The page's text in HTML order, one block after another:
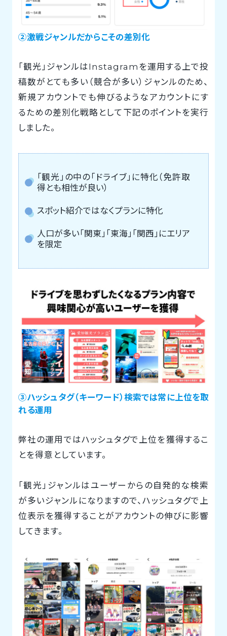
②激戦ジャンルだからこその差別化
「観光」ジャンルはInstagramを運用する上で投
稿数がとても多い（競合が多い）ジャンルのため、
新規アカウントでも伸びるようなアカウントにす
るための差別化戦略として下記のポイントを実行
しました。
「観光」の中の「ドライブ」に特化（免許取
得とも相性が良い）
スポット紹介ではなくプランに特化
人口が多い「関東」「東海」「関西」にエリア
を限定
③ハッシュタグ（キーワード）検索では常に上位を取
れる運用
弊社の運用ではハッシュタグで上位を獲得するこ
とを得意としています。
「観光」ジャンルはユーザーからの自発的な検索
が多いジャンルになりますので、ハッシュタグで上
位表示を獲得することがアカウントの伸びに影響
してきます。